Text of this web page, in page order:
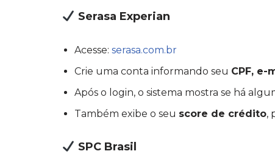
Serasa Experian
Acesse: serasa.com.br
Crie uma conta informando seu CPF, e-
Após o login, o sistema mostra se há
Também exibe o seu score de crédito,
SPC Brasil